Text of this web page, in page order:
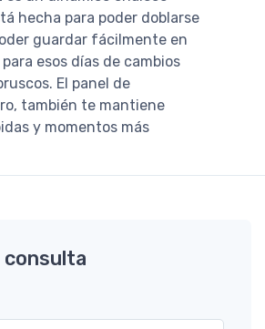
hecha para poder doblarse
guardar fácilmente en
esos días de cambios
El panel de
también te mantiene
y momentos más
consulta